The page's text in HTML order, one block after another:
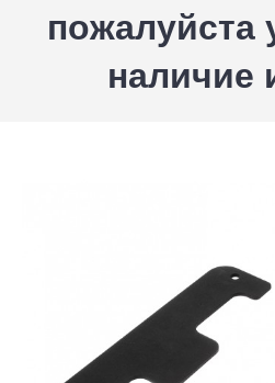
пожалуйста
наличие